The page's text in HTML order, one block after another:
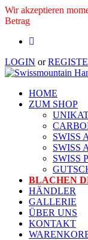
Wir akzeptieren
Betrag
LOGIN or
HOME
ZUM SHOP
SWISS
SWISS
SWISS
BLACHEN
HÄNDLER
GALLERIE
ÜBER UNS
KONTAKT